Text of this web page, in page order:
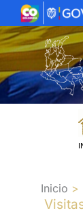
al
contenido
Inicio